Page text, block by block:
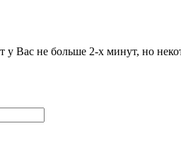
у Вас не больше 2-х минут, но